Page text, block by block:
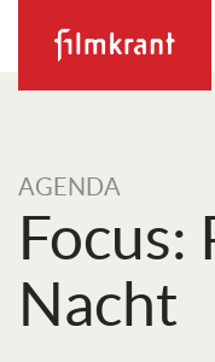
AGENDA
Focus:
Nacht